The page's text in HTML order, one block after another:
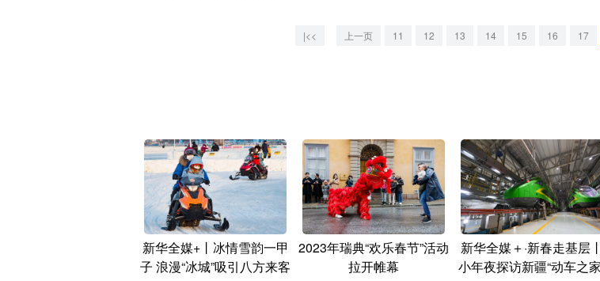
|<< 上一页 11 12 13 14 15 16 17
新华全媒+丨冰情雪韵一甲
子 浪漫“冰城”吸引八方来客
2023年瑞典“欢乐春节”活动
拉开帷幕
新华全媒＋·新春走基层丨
小年夜探访新疆“动车之